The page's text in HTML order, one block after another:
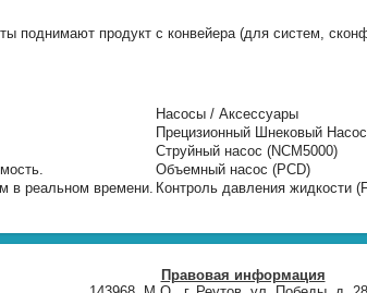
поднимают продукт с конвейера (для систем,
Насосы / Аксессуары
Прецизионный Шнековый Насос
Струйный насос (NCM5000)
Объемный насос (PCD)
в реальном времени. Контроль давления жидкости
Правовая информация